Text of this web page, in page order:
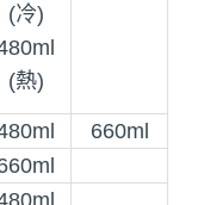
(冷)
(熱)
660ml